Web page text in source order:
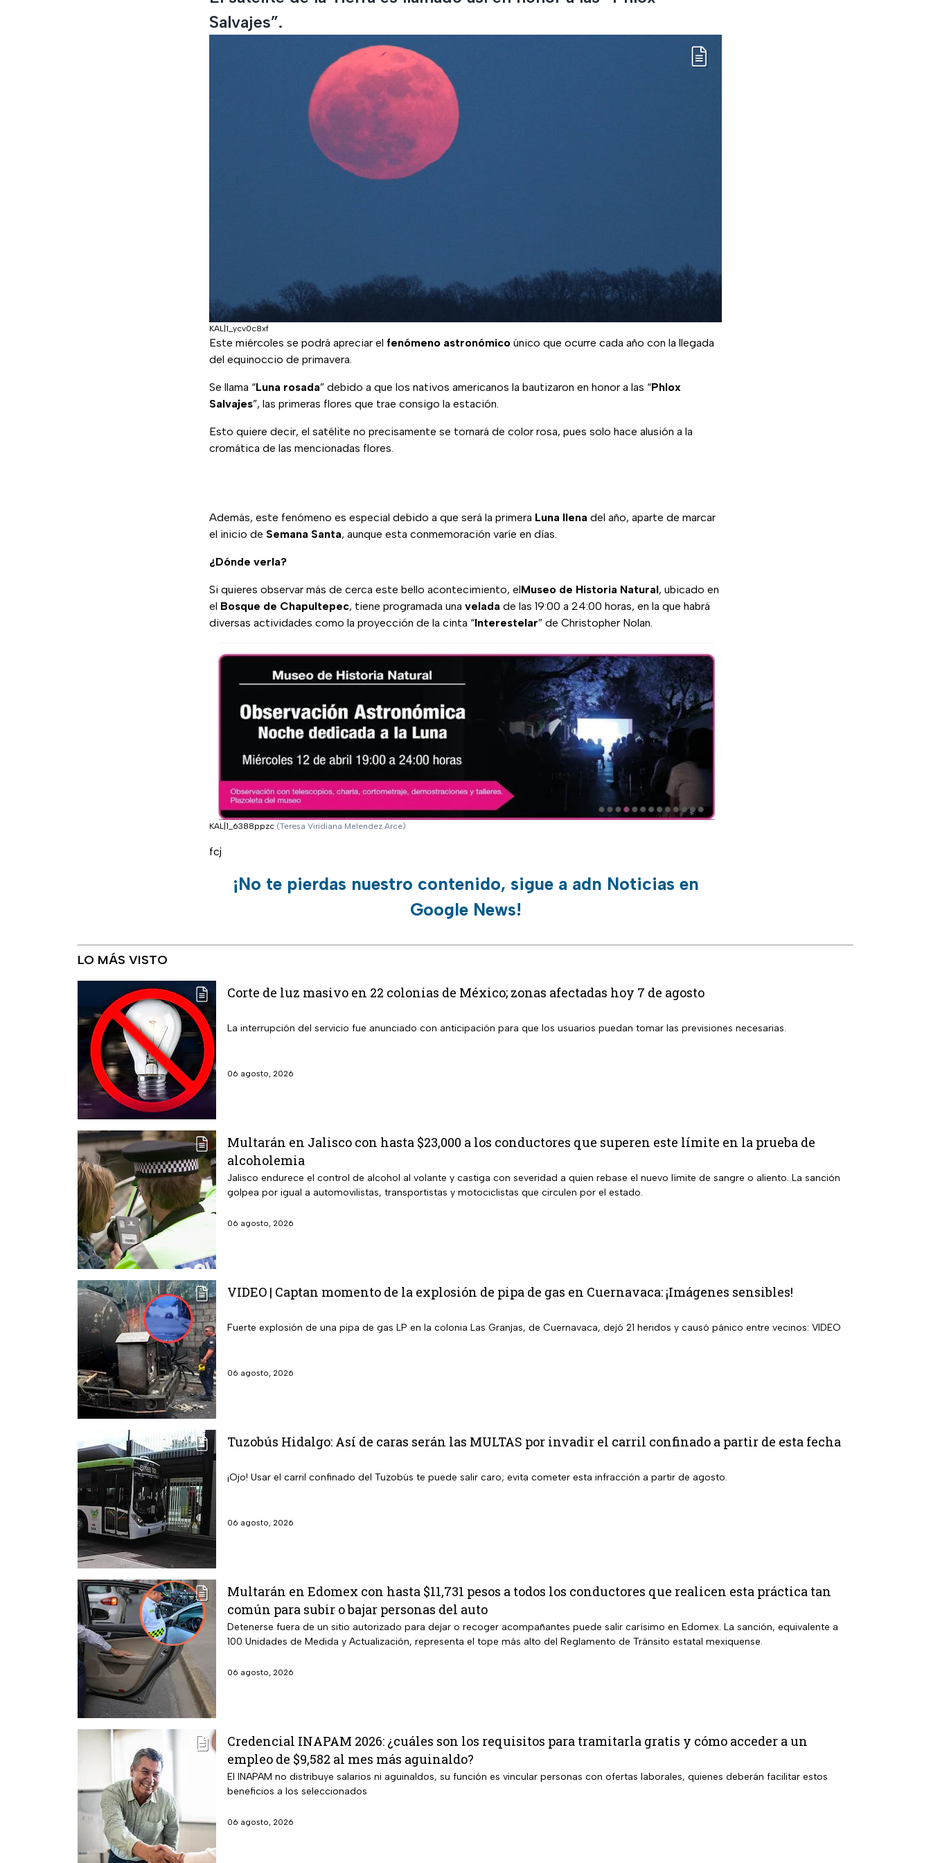
Salvajes”.
KAL|1_ycv0c8xf
Este miércoles se podrá apreciar el fenómeno astronómico único que ocurre cada año con la llegada
del equinoccio de primavera.
Se llama “Luna rosada” debido a que los nativos americanos la bautizaron en honor a las “Phlox
Salvajes”, las primeras flores que trae consigo la estación.
Esto quiere decir, el satélite no precisamente se tornará de color rosa, pues solo hace alusión a la
cromática de las mencionadas flores.
Además, este fenómeno es especial debido a que será la primera Luna llena del año, aparte de marcar
el inicio de Semana Santa, aunque esta conmemoración varíe en días.
¿Dónde verla?
Si quieres observar más de cerca este bello acontecimiento, elMuseo de Historia Natural, ubicado en
el Bosque de Chapultepec, tiene programada una velada de las 19:00 a 24:00 horas, en la que habrá
diversas actividades como la proyección de la cinta “Interestelar” de Christopher Nolan.
KAL|1_6388ppzc (Teresa Viridiana Melendez Arce)
fcj
¡No te pierdas nuestro contenido, sigue a adn Noticias en
Google News!
LO MÁS VISTO
Corte de luz masivo en 22 colonias de México; zonas afectadas hoy 7 de agosto
La interrupción del servicio fue anunciado con anticipación para que los usuarios puedan tomar las previsiones necesarias.
06 agosto, 2026
Multarán en Jalisco con hasta $23,000 a los conductores que superen este límite en la prueba de
alcoholemia
Jalisco endurece el control de alcohol al volante y castiga con severidad a quien rebase el nuevo límite de sangre o aliento. La sanción
golpea por igual a automovilistas, transportistas y motociclistas que circulen por el estado.
06 agosto, 2026
VIDEO | Captan momento de la explosión de pipa de gas en Cuernavaca: ¡Imágenes sensibles!
Fuerte explosión de una pipa de gas LP en la colonia Las Granjas, de Cuernavaca, dejó 21 heridos y causó pánico entre vecinos: VIDEO
06 agosto, 2026
Tuzobús Hidalgo: Así de caras serán las MULTAS por invadir el carril confinado a partir de esta fecha
¡Ojo! Usar el carril confinado del Tuzobús te puede salir caro; evita cometer esta infracción a partir de agosto.
06 agosto, 2026
Multarán en Edomex con hasta $11,731 pesos a todos los conductores que realicen esta práctica tan
común para subir o bajar personas del auto
Detenerse fuera de un sitio autorizado para dejar o recoger acompañantes puede salir carísimo en Edomex. La sanción, equivalente a
100 Unidades de Medida y Actualización, representa el tope más alto del Reglamento de Tránsito estatal mexiquense.
06 agosto, 2026
Credencial INAPAM 2026: ¿cuáles son los requisitos para tramitarla gratis y cómo acceder a un
empleo de $9,582 al mes más aguinaldo?
El INAPAM no distribuye salarios ni aguinaldos, su función es vincular personas con ofertas laborales, quienes deberán facilitar estos
beneficios a los seleccionados
06 agosto, 2026